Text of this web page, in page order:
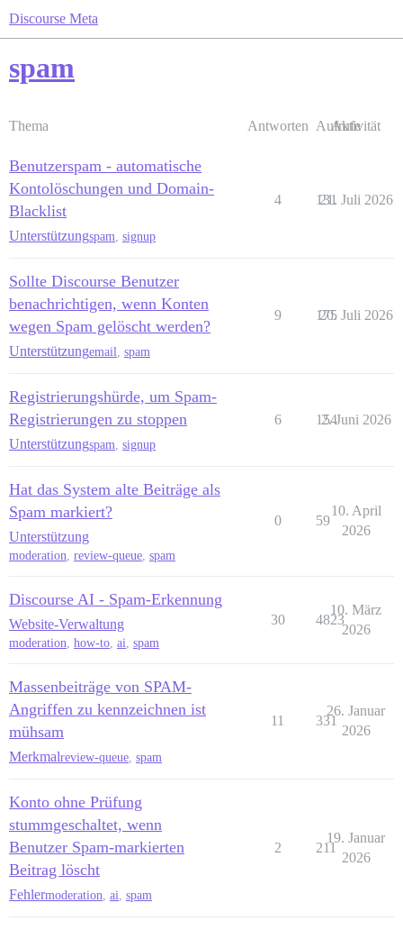
Discourse Meta
spam
Thema Antworten Aufrufe
Aktivität
Benutzerspam - automatische
Kontolöschungen und Domain-
Blacklist
Unterstützungspam signup
4 131
21. Juli 2026
Sollte Discourse Benutzer
benachrichtigen, wenn Konten
wegen Spam gelöscht werden?
Unterstützungemail spam
9 175
20. Juli 2026
Registrierungshürde, um Spam-
Registrierungen zu stoppen
Unterstützungspam signup
6 154
2. Juni 2026
Hat das System alte Beiträge als
Spam markiert?
Unterstützung
moderation, review-queue, spam
0 59
10. April
2026
Discourse AI - Spam-Erkennung
Website-Verwaltung
moderation, how-to, ai, spam
30 4823
10. März
2026
Massenbeiträge von SPAM-
Angriffen zu kennzeichnen ist
mühsam
Merkmalreview-queue spam
11 331
26. Januar
2026
Konto ohne Prüfung
stummgeschaltet, wenn
Benutzer Spam-markierten
Beitrag löscht
Fehlermoderation ai spam
2 211
19. Januar
2026